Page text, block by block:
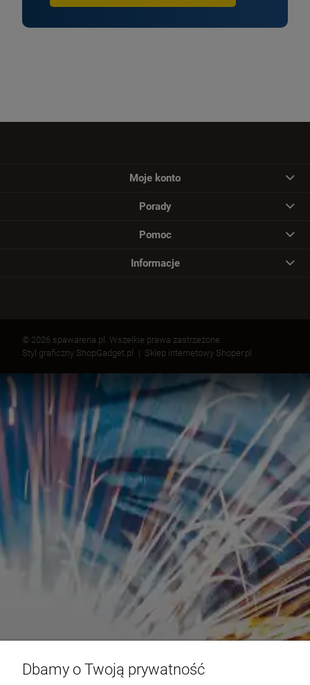
Moje konto
Porady
Pomoc
Informacje
© 2026 spawarena.pl. Wszelkie prawa zastrzeżone.
Styl graficzny ShopGadget.pl
Sklep internetowy Shoper.pl
Dbamy o Twoją prywatność